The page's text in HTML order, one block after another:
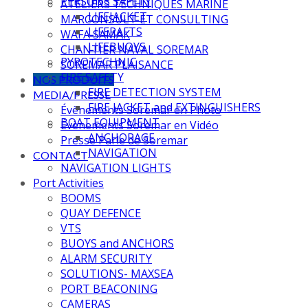
ATELIERS TECHNIQUES MARINE
MARCONSULT ET CONSULTING
WAFA SAMAK
CHANTIER NAVAL SOREMAR
SOREMAR PLAISANCE
NOS PRODUITS
MEDIA/PRESSE
Évènements Soremar en Photo
Évènements Soremar en Vidéo
Presse Parle de Soremar
CONTACT
LIFEJACKET
LIFERAFTS
LIFEBUOYS
PYROTECHNIC
FIRE SAFETY
FIRE DETECTION SYSTEM
FIRE JACKET and EXTINGUISHERS
BOAT EQUIPMENT
ANCHORAGE
NAVIGATION
NAVIGATION LIGHTS
Port Activities
BOOMS
QUAY DEFENCE
VTS
BUOYS and ANCHORS
ALARM SECURITY
SOLUTIONS- MAXSEA
PORT BEACONING
CAMERAS